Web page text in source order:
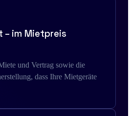
– im Mietpreis
und Vertrag sowie die
dass Ihre Mietgeräte